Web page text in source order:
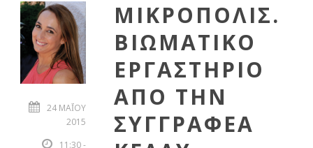
24 ΜΑΪ́ΟΥ 20
15
11:30 -
ΜΙΚΡΟΠΟΛΙΣ.
ΒΙΩΜΑΤΙΚΟ
ΕΡΓΑΣΤΗΡΙΟ
ΑΠΟ ΤΗΝ
ΣΥΓΓΡΑΦΕΑ